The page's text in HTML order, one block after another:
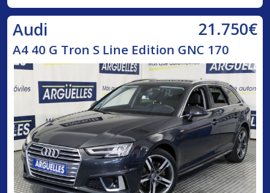
Audi 21.750€
A4 40 G Tron S Line Edition GNC 170